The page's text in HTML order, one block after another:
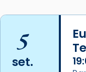
📸 J.
5
set.